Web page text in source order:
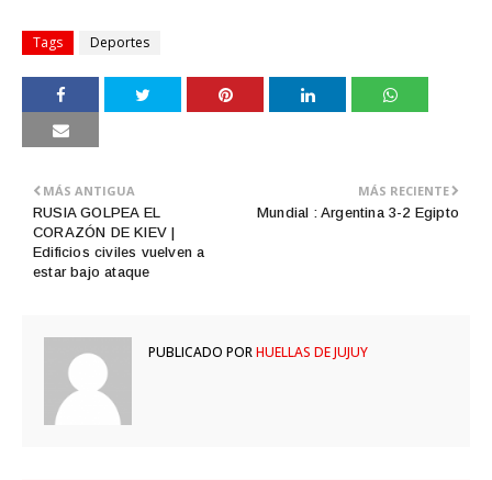
Tags Deportes
MÁS RECIENTE
Mundial : Argentina 3-2 Egipto
MÁS ANTIGUA
RUSIA GOLPEA EL
CORAZÓN DE KIEV |
Edificios civiles vuelven a
estar bajo ataque
PUBLICADO PORHUELLAS DE JUJUY